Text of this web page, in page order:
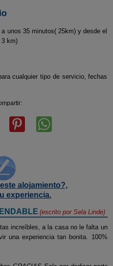
unos 35 minutos( 25km) y desde el
3 km)
cualquier tipo de servicio, fechas
alojamiento?,
experiencia.
(escrito por Sela Linde)
increíbles, a la casa no le falta un
una experiencia tan bonita. 100%